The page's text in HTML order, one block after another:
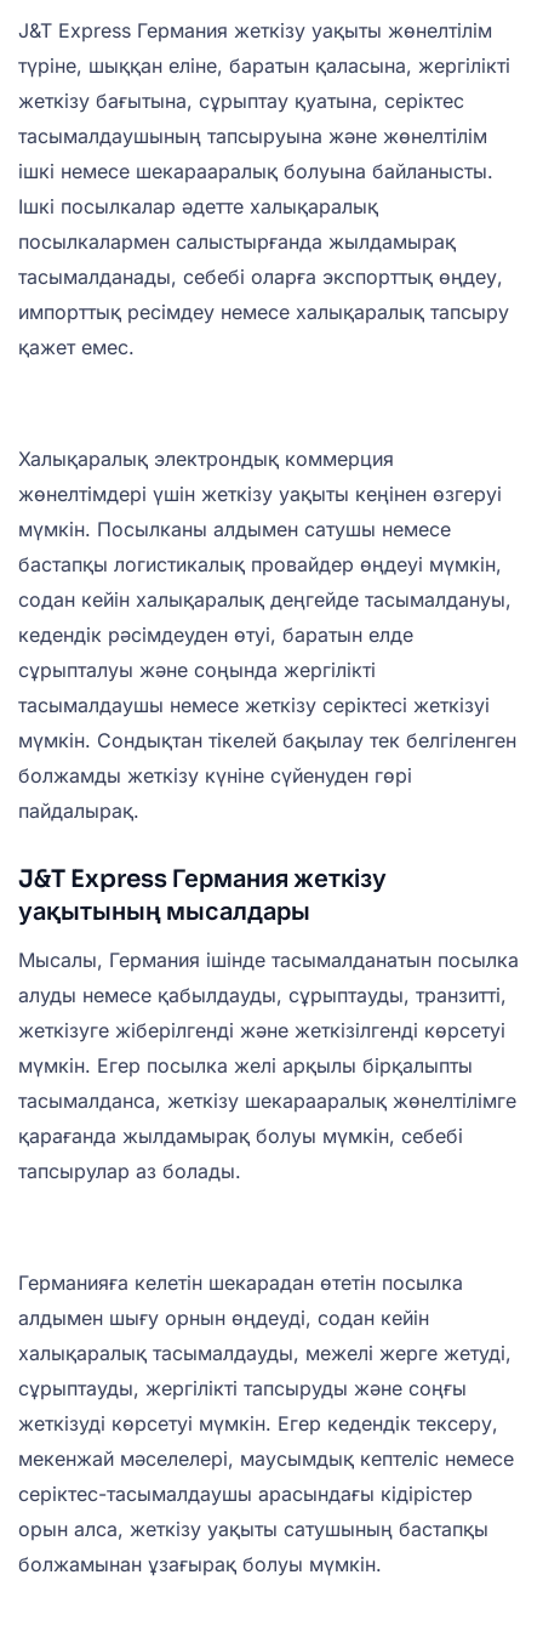
J&T Express Германия жеткізу уақыты жөнелтілім
түріне, шыққан еліне, баратын қаласына, жергілікті
жеткізу бағытына, сұрыптау қуатына, серіктес
тасымалдаушының тапсыруына және жөнелтілім
ішкі немесе шекарааралық болуына байланысты.
Ішкі посылкалар әдетте халықаралық
посылкалармен салыстырғанда жылдамырақ
тасымалданады, себебі оларға экспорттық өңдеу,
импорттық ресімдеу немесе халықаралық тапсыру
қажет емес.
Халықаралық электрондық коммерция
жөнелтімдері үшін жеткізу уақыты кеңінен өзгеруі
мүмкін. Посылканы алдымен сатушы немесе
бастапқы логистикалық провайдер өңдеуі мүмкін,
содан кейін халықаралық деңгейде тасымалдануы,
кедендік рәсімдеуден өтуі, баратын елде
сұрыпталуы және соңында жергілікті
тасымалдаушы немесе жеткізу серіктесі жеткізуі
мүмкін. Сондықтан тікелей бақылау тек белгіленген
болжамды жеткізу күніне сүйенуден гөрі
пайдалырақ.
J&T Express Германия жеткізу
уақытының мысалдары
Мысалы, Германия ішінде тасымалданатын посылка
алуды немесе қабылдауды, сұрыптауды, транзитті,
жеткізуге жіберілгенді және жеткізілгенді көрсетуі
мүмкін. Егер посылка желі арқылы бірқалыпты
тасымалданса, жеткізу шекарааралық жөнелтілімге
қарағанда жылдамырақ болуы мүмкін, себебі
тапсырулар аз болады.
Германияға келетін шекарадан өтетін посылка
алдымен шығу орнын өңдеуді, содан кейін
халықаралық тасымалдауды, межелі жерге жетуді,
сұрыптауды, жергілікті тапсыруды және соңғы
жеткізуді көрсетуі мүмкін. Егер кедендік тексеру,
мекенжай мәселелері, маусымдық кептеліс немесе
серіктес-тасымалдаушы арасындағы кідірістер
орын алса, жеткізу уақыты сатушының бастапқы
болжамынан ұзағырақ болуы мүмкін.